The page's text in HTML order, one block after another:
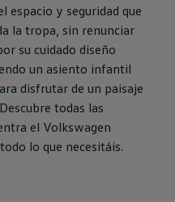
espacio y seguridad que
la tropa, sin renunciar
su cuidado diseño
un asiento infantil
disfrutar de un paisaje
todas las
el Volkswagen
lo que necesitáis.